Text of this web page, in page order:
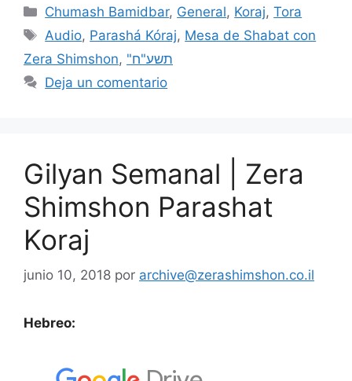
Chumash Bamidbar, General, Koraj,Tora
Audio, Parashá Kóraj, Mesa de Shabat con
Zera Shimshon,
"תשע"ח
Deja un comentario
Gilyan Semanal | Zera
Shimshon Parashat
Koraj
junio 10, 2018 por archive@zerashimshon.co.il
Hebreo: